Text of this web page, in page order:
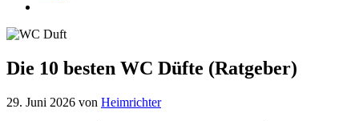
Die 10 besten WC Düfte (Ratgeber)
29. Juni 2026 von Heimrichter